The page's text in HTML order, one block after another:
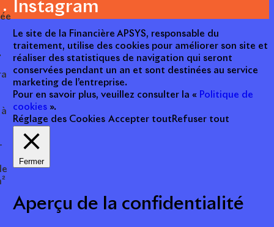
Instagram
Le site de la Financière APSYS, responsable du
traitement, utilise des cookies pour améliorer son site et
réaliser des statistiques de navigation qui seront
conservées pendant un an et sont destinées au service
marketing de l’entreprise.
Pour en savoir plus, veuillez consulter la « Politique de
cookies ».
Réglage des Cookies Accepter tout Refuser tout
Fermer
Aperçu de la confidentialité